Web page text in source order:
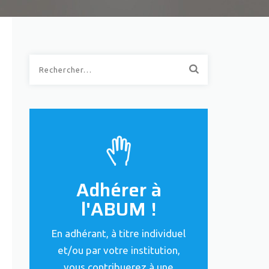
Adhérer à
l'ABUM !
En adhérant, à titre individuel
et/ou par votre institution,